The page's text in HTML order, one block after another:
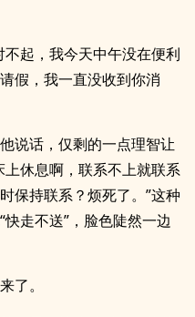
起，我今天中午没在便利
假，我一直没收到你消
说话，仅剩的一点理智让
休息啊，联系不上就联系
保持联系？烦死了。”这种
走不送”，脸色陡然一边
了。